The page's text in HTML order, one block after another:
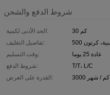
شروط الدفع والشحن
الحد الأدنى لكمية:
30 كم
تفاصيل التغليف:
وقت التسليم:
عادة 25 يوما
شروط الدفع:
T/T، L/C
القدرة على العرض:
3000 كم / شهر